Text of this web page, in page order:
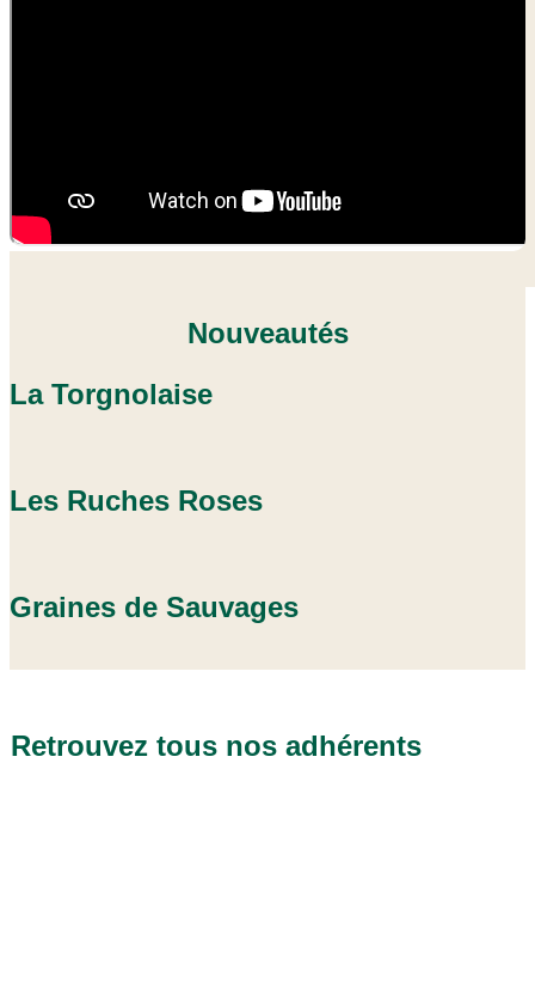
Nouveautés
La Torgnolaise
Les Ruches Roses
Graines de Sauvages
Retrouvez tous nos adhérents